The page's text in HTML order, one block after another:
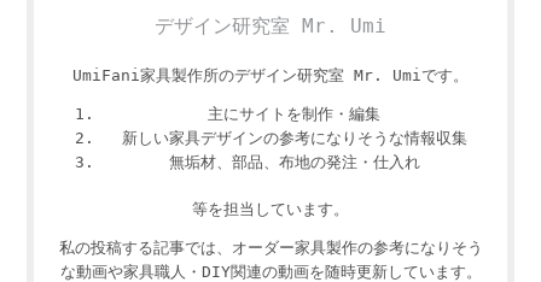
デザイン研究室 Mr. Umi
UmiFani家具製作所のデザイン研究室 Mr. Umiです。
主にサイトを制作・編集
新しい家具デザインの参考になりそうな情報収集
無垢材、部品、布地の発注・仕入れ
等を担当しています。
私の投稿する記事では、オーダー家具製作の参考になりそう
な動画や家具職人・DIY関連の動画を随時更新しています。